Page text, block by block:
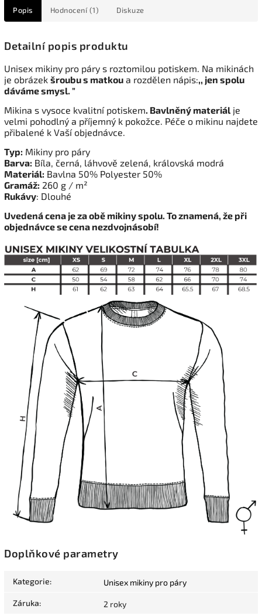
Popis Hodnocení (1) Diskuze
Detailní popis produktu
Unisex mikiny pro páry s roztomilou potiskem. Na mikinách
je obrázek šroubu s matkou a rozdělen nápis:,, jen spolu
dáváme smysl. "
Mikina s vysoce kvalitní potiskem. Bavlněný materiál je
velmi pohodlný a příjemný k pokožce. Péče o mikinu najdete
přibalené k Vaší objednávce.
Typ: Mikiny pro páry
Barva: Bíla, černá, láhvově zelená, královská modrá
Materiál: Bavlna 50% Polyester 50%
Gramáž: 260 g / m²
Rukávy: Dlouhé
Uvedená cena je za obě mikiny spolu. To znamená, že při
objednávce se cena nezdvojnásobí!
Doplňkové parametry
Kategorie: Unisex mikiny pro páry
Záruka: 2 roky